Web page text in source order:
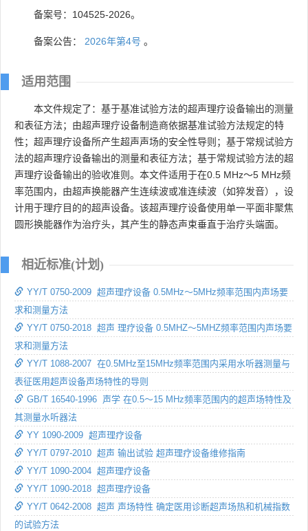
备案号：104525-2026。
备案公告： 2026年第4号 。
适用范围
本文件规定了：基于基准试验方法的超声理疗设备输出的测量
和表征方法；由超声理疗设备制造商依据基准试验方法规定的特
性；超声理疗设备所产生超声声场的安全性导则；基于常规试验方
法的超声理疗设备输出的测量和表征方法；基于常规试验方法的超
声理疗设备输出的验收准则。本文件适用于在0.5 MHz～5 MHz频
率范围内，由超声换能器产生连续波或准连续波（如猝发音），设
计用于理疗目的的超声设备。该超声理疗设备使用单一平面非聚焦
圆形换能器作为治疗头，其产生的静态声束垂直于治疗头端面。
相近标准(计划)
YY/T 0750-2009 超声理疗设备 0.5MHz～5MHz频率范围内声场要
求和测量方法
YY/T 0750-2018 超声 理疗设备 0.5MHZ～5MHZ频率范围内声场要
求和测量方法
YY/T 1088-2007 在0.5MHz至15MHz频率范围内采用水听器测量与
表征医用超声设备声场特性的导则
GB/T 16540-1996 声学 在0.5～15 MHz频率范围内的超声场特性及
其测量水听器法
YY 1090-2009 超声理疗设备
YY/T 0797-2010 超声 输出试验 超声理疗设备维修指南
YY/T 1090-2004 超声理疗设备
YY/T 1090-2018 超声理疗设备
YY/T 0642-2008 超声 声场特性 确定医用诊断超声场热和机械指数
的试验方法